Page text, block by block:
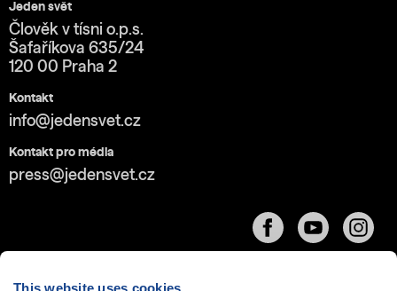
This website uses cookies
Jeden svět
Člověk v tísni o.p.s.
Šafaříkova 635/24
120 00 Praha 2
Kontakt
info@jedensvet.cz
Kontakt pro média
press@jedensvet.cz